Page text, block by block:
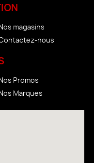
magasins
nous
Promos
Marques